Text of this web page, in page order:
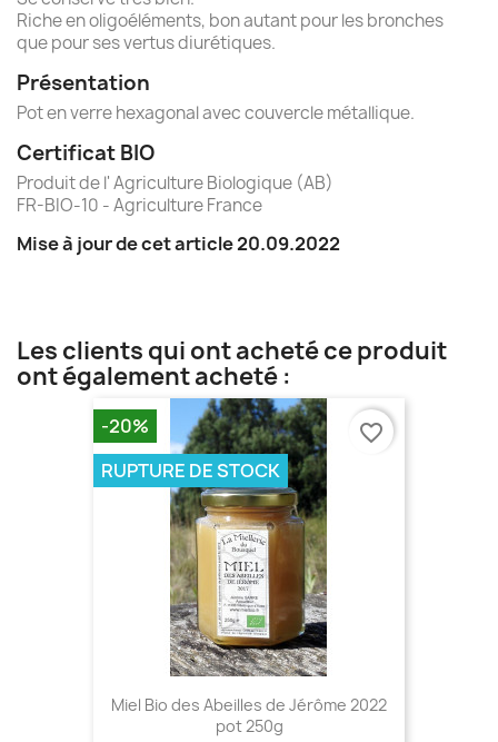
Riche en oligoéléments, bon autant pour les bronches
que pour ses vertus diurétiques.
Présentation
Pot en verre hexagonal avec couvercle métallique.
Certificat BIO
Produit de l' Agriculture Biologique (AB)
FR-BIO-10 - Agriculture France
Mise à jour de cet article 20.09.2022
Les clients qui ont acheté ce produit
ont également acheté :
Miel Bio des Abeilles de Jérôme 2022
pot 250g
-20%
RUPTURE DE STOCK
favorite_border